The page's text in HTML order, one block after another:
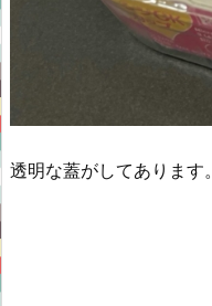
透明な蓋がしてあります。